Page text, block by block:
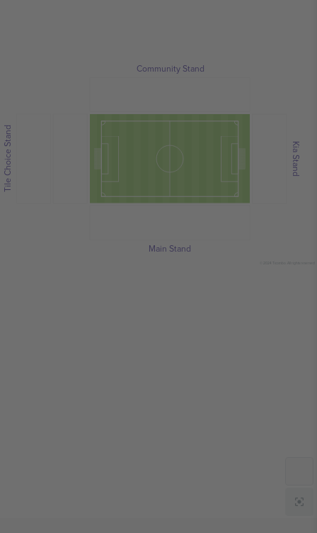
Community Stand
Kia Stand
Main Stand
Tile Choice Stand